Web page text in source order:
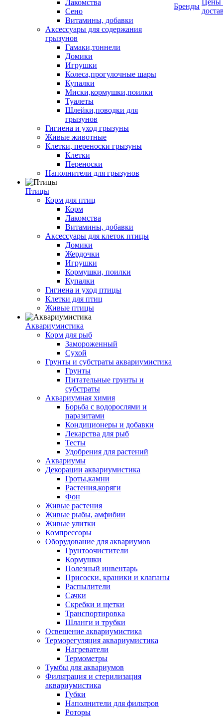
Лакомства
Сено
Витамины, добавки
Аксессуары для содержания
грызунов
Гамаки,тоннели
Домики
Игрушки
Колеса,прогулочные шары
Купалки
Миски,кормушки,поилки
Туалеты
Шлейки,поводки для
грызунов
Гигиена и уход грызуны
Живые животные
Клетки, переноски грызуны
Клетки
Переноски
Наполнители для грызунов
Птицы
Корм для птиц
Корм
Лакомства
Витамины, добавки
Аксессуары для клеток птицы
Домики
Жердочки
Игрушки
Кормушки, поилки
Купалки
Гигиена и уход птицы
Клетки для птиц
Живые птицы
Аквариумистика
Корм для рыб
Замороженный
Сухой
Грунты и субстраты аквариумистика
Грунты
Питательные грунты и
субстраты
Аквариумная химия
Борьба с водорослями и
паразитами
Кондиционеры и добавки
Лекарства для рыб
Тесты
Удобрения для растений
Аквариумы
Декорации аквариумистика
Гроты,камни
Растения,коряги
Фон
Живые растения
Живые рыбы, амфибии
Живые улитки
Компрессоры
Оборудование для аквариумов
Грунтоочистители
Кормушки
Полезный инвентарь
Присоски, краники и клапаны
Распылители
Сачки
Скребки и щетки
Транспортировка
Шланги и трубки
Освещение аквариумистика
Терморегуляция аквариумистика
Нагреватели
Термометры
Тумбы для аквариумов
Фильтрация и стерилизация
аквариумистика
Губки
Наполнители для фильтров
Роторы
Бренды
Цены